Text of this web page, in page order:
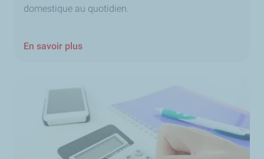
domestique au quotidien.
En savoir plus